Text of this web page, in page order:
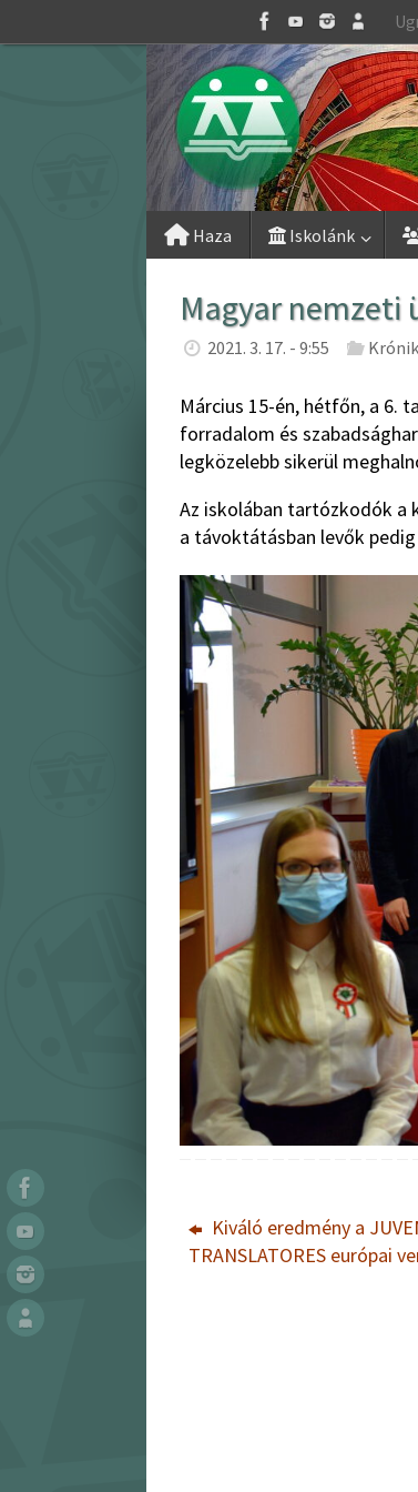
to
Skip
Haza Iskolánk
Magyar nemzeti
2021. 3. 17. - 9:55
Március 15-én, hétfőn, a 6.
forradalom és
legközelebb sikerül
Az iskolában tartózkodók
a távoktátásban levők
Kiváló eredmény a
TRANSLATORES európai